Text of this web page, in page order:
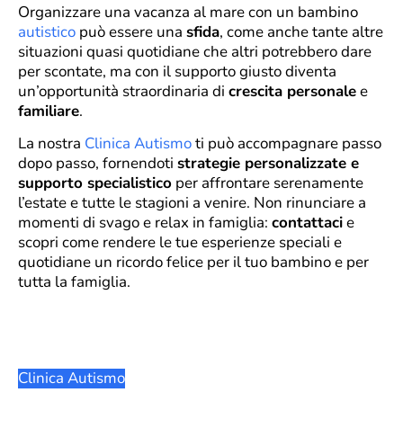
Organizzare una vacanza al mare con un bambino
autistico può essere una sfida, come anche tante altre
situazioni quasi quotidiane che altri potrebbero dare
per scontate, ma con il supporto giusto diventa
un’opportunità straordinaria di crescita personalee
familiare.
La nostra Clinica Autismoti può accompagnare passo
dopo passo, fornendoti strategie personalizzate e
supporto specialistico per affrontare serenamente
l’estate e tutte le stagioni a venire. Non rinunciare a
momenti di svago e relax in famiglia: contattacie
scopri come rendere le tue esperienze speciali e
quotidiane un ricordo felice per il tuo bambino e per
tutta la famiglia.
Clinica Autismo